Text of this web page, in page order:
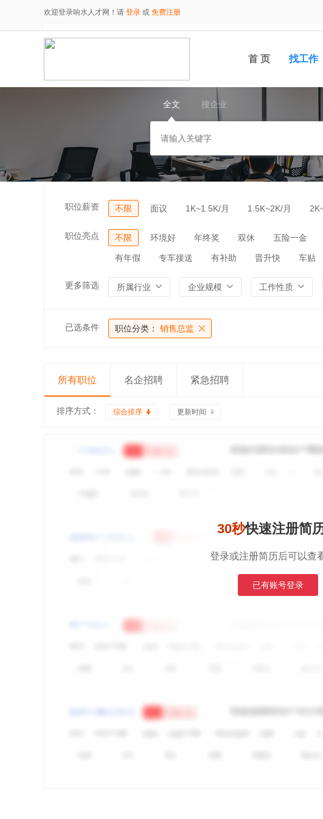
欢迎登录响水人才网！请 登录 或 免费注册
首 页 找工作
全文 搜企业
职位薪资 不限 面议 1K~1.5K/月 1.5K~2K/月
职位亮点 不限 环境好 年终奖 双休 五险一金
有年假 专车接送 有补助 晋升快 车贴
更多筛选 所属行业 企业规模 工作性质
已选条件 职位分类： 销售总监
所有职位 名企招聘 紧急招聘
排序方式： 综合排序 更新时间
30秒快速注册简
登录或注册简历后可以查
已有账号登录